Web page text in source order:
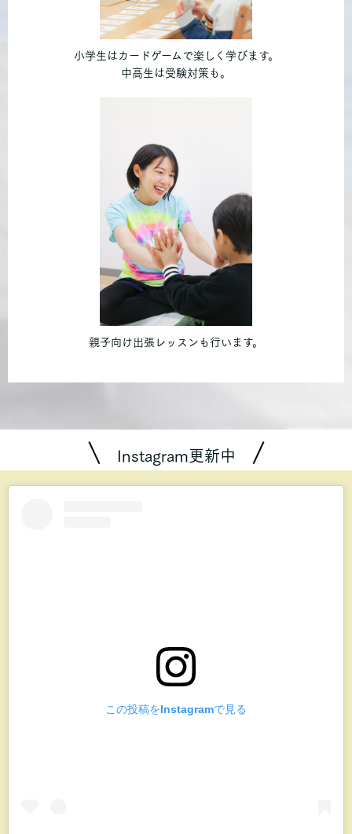
小学生はカードゲームで楽しく学びます。
中高生は受験対策も。
親子向け出張レッスンも行います。
Instagram更新中
この投稿をInstagramで見る